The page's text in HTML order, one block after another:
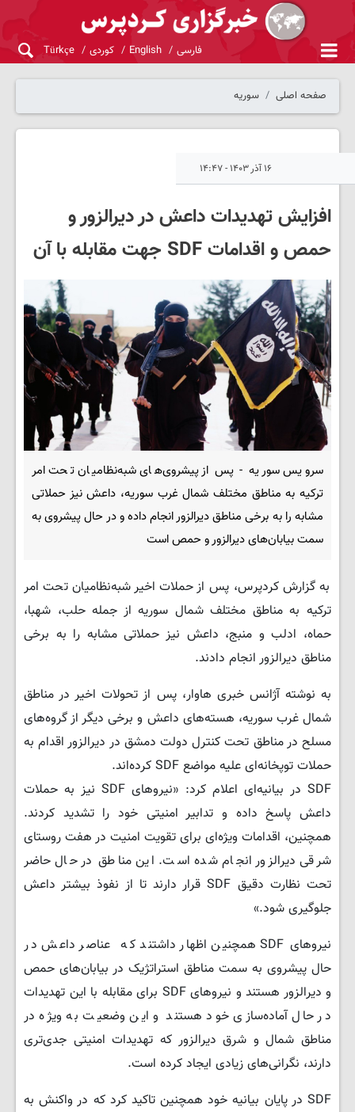
فارسی English کوردی Türkçe
صفحه اصلی سوریه
۱۶ آذر ۱۴۰۳ - ۱۴:۴۷
افزایش تهدیدات داعش در دیرالزور و
حمص و اقدامات SDF جهت مقابله با آن
سرویس سوریه - پس از پیشروی‌های شبه‌نظامیان تحت امر
ترکیه به مناطق مختلف شمال غرب سوریه، داعش نیز حملاتی
مشابه را به برخی مناطق دیرالزور انجام داده و در حال پیشروی به
سمت بیابان‌های دیرالزور و حمص است
به گزارش کردپرس، پس از حملات اخیر شبه‌نظامیان تحت امر
ترکیه به مناطق مختلف شمال سوریه از جمله حلب، شهبا،
حماه، ادلب و منبج، داعش نیز حملاتی مشابه را به برخی
مناطق دیرالزور انجام دادند.
به نوشته آژانس خبری هاوار، پس از تحولات اخیر در مناطق
شمال غرب سوریه، هسته‌های داعش و برخی دیگر از گروه‌های
مسلح در مناطق تحت کنترل دولت دمشق در دیرالزور اقدام به
حملات توپخانه‌ای علیه مواضع SDF کرده‌اند.
SDF در بیانیه‌ای اعلام کرد: «نیروهای SDF نیز به حملات
داعش پاسخ داده و تدابیر امنیتی خود را تشدید کردند.
همچنین، اقدامات ویژه‌ای برای تقویت امنیت در هفت روستای
شرقی دیرالزور انجام شده است. این مناطق در حال حاضر
تحت نظارت دقیق SDF قرار دارند تا از نفوذ بیشتر داعش
جلوگیری شود.»
نیروهای SDF همچنین اظهار داشتند که عناصر داعش در
حال پیشروی به سمت مناطق استراتژیک در بیابان‌های حمص
و دیرالزور هستند و نیروهای SDF برای مقابله با این تهدیدات
در حال آماده‌سازی خود هستند و این وضعیت به ویژه در
مناطق شمال و شرق دیرالزور که تهدیدات امنیتی جدی‌تری
دارند، نگرانی‌های زیادی ایجاد کرده است.
SDF در پایان بیانیه خود همچنین تاکید کرد که در واکنش به